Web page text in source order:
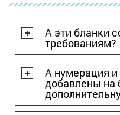
А эти бланки
требованиям?
А нумерация
добавлены на